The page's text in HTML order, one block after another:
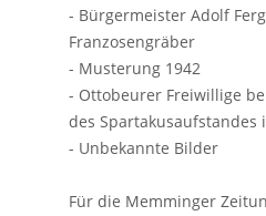
- Bürgermeister Adolf
Franzosengräber
- Musterung 1942
- Ottobeurer Freiwillige
des
- Unbekannte Bilder
Für die Memminger